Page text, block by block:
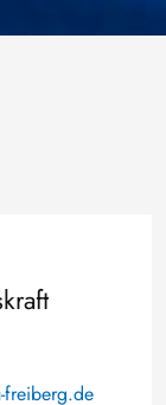
freiberg.de